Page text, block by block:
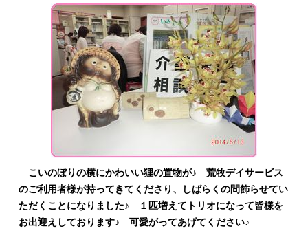
こいのぼりの横にかわいい狸の置物が♪ 荒牧デイサービス
のご利用者様が持ってきてくださり、しばらくの間飾らせてい
ただくことになりました♪ １匹増えてトリオになって皆様を
お出迎えしております♪ 可愛がってあげてください♪